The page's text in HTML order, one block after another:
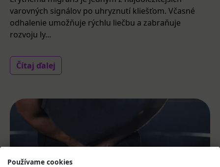
varovných signálov po uhryznutí kliešťom. Včasné
odhalenie umožňuje rýchlu liečbu a zabraňuje
rozvoju ly...
Čítaj ďalej
Používame cookies